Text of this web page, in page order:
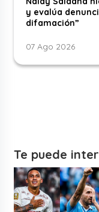
y evalúa
difamación”
07 Ago 2026
Te puede